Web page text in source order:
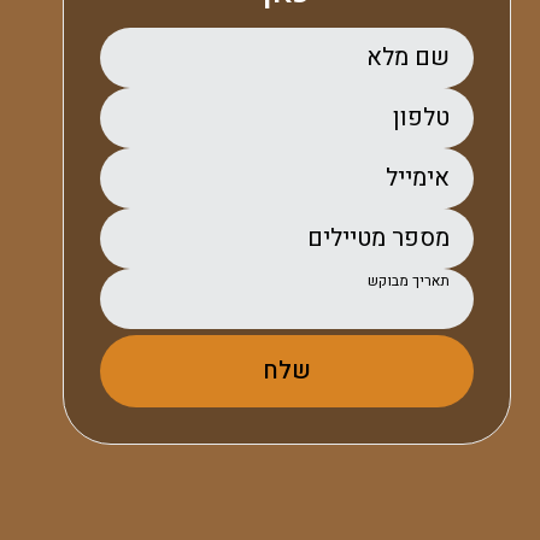
שם מלא
טלפון
אימייל
מספר מטיילים
תאריך מבוקש
שלח